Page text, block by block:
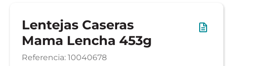
Lentejas Caseras
Mama Lencha 453g
Referencia: 10040678